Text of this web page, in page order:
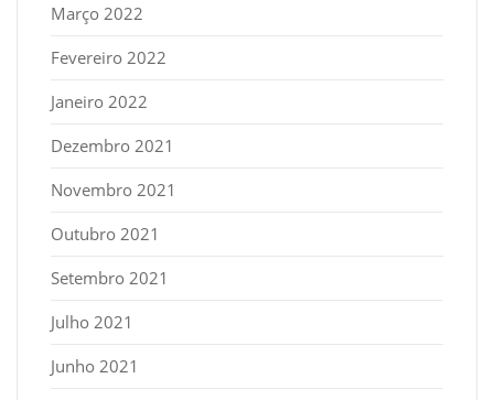
Março 2022
Fevereiro 2022
Janeiro 2022
Dezembro 2021
Novembro 2021
Outubro 2021
Setembro 2021
Julho 2021
Junho 2021